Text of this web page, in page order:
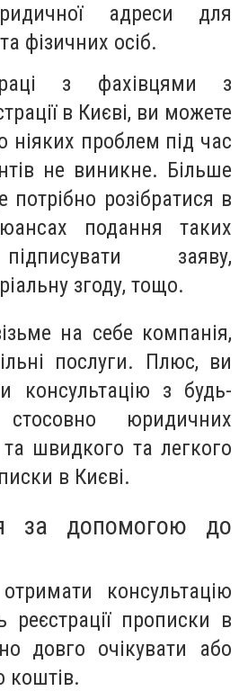
адреси для
фізичних осіб.
з фахівцями з
в Києві, ви можете
ніяких проблем під час
не виникне. Більше
розібратися в
подання таких
заяву,
згоду, тощо.
на себе компанія,
послуги. Плюс, ви
консультацію з будь-
юридичних
та швидкого та легкого
в Києві.
за допомогою до
консультацію
прописки в
довго очікувати або
коштів.